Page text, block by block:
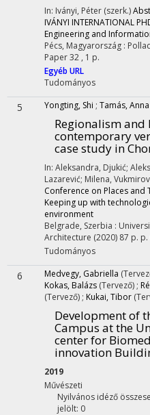
In: Iványi, Péter (szerk.)
IVÁNYI INTERNATIONAL
Engineering and
Pécs, Magyarország :
Paper 32 , 1 p.
Egyéb URL
Tudományos
5 Yongting, Shi ; Tamás,
Regionalism and
contemporary
case study in
In: Aleksandra, Djukić;
Lazarević; Milena,
Conference on Places
Keeping up with
environment
Belgrade, Szerbia :
Architecture (2020) 87 p. p.
Tudományos
6 Medvegy, Gabriella
Kokas, Balázs (Tervező) ;
(Tervező) ; Kukai, Tibor
Development of
Campus at the
center for
innovation
2019
Művészeti
Nyilvános idéző
jelölt: 0